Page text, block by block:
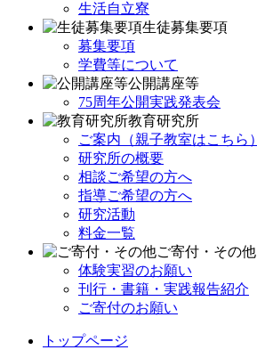
生活自立寮
生徒募集要項
募集要項
学費等について
公開講座等
75周年公開実践発表会
教育研究所
ご案内（親子教室はこちら）
研究所の概要
相談ご希望の方へ
指導ご希望の方へ
研究活動
料金一覧
ご寄付・その他
体験実習のお願い
刊行・書籍・実践報告紹介
ご寄付のお願い
トップページ